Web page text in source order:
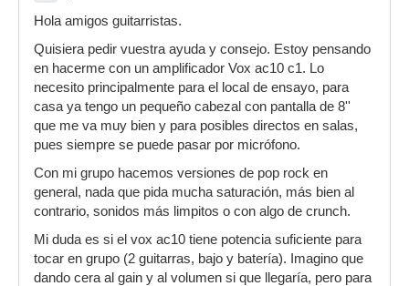
Hola amigos guitarristas.
Quisiera pedir vuestra ayuda y consejo. Estoy pensando
en hacerme con un amplificador Vox ac10 c1. Lo
necesito principalmente para el local de ensayo, para
casa ya tengo un pequeño cabezal con pantalla de 8''
que me va muy bien y para posibles directos en salas,
pues siempre se puede pasar por micrófono.
Con mi grupo hacemos versiones de pop rock en
general, nada que pida mucha saturación, más bien al
contrario, sonidos más limpitos o con algo de crunch.
Mi duda es si el vox ac10 tiene potencia suficiente para
tocar en grupo (2 guitarras, bajo y batería). Imagino que
dando cera al gain y al volumen si que llegaría, pero para